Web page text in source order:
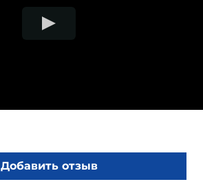
Добавить отзыв